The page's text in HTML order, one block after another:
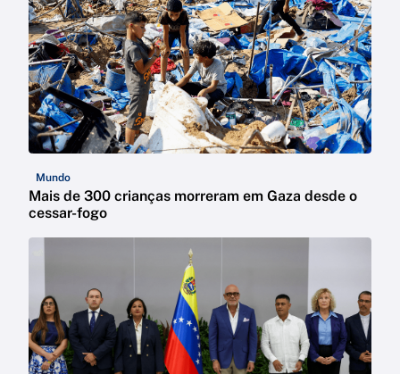
Mundo
Mais de 300 crianças morreram em Gaza desde o
cessar-fogo